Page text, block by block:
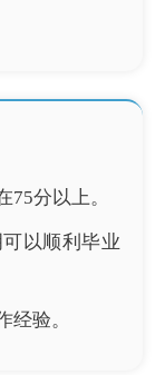
分以上。
以顺利毕业
验。